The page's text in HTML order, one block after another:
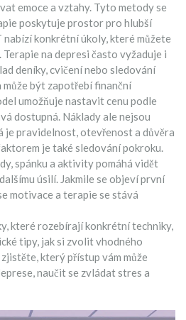
emoce a vztahy. Tyto metody se
poskytuje prostor pro hlubší
nabízí konkrétní úkoly, které můžete
na depresi často vyžaduje i
deníky, cvičení nebo sledování
může být zapotřebí finanční
umožňuje nastavit cenu podle
dostupná. Náklady ale nejsou
je pravidelnost, otevřenost a důvěra
je také sledování pokroku.
spánku a aktivity pomáhá vidět
úsilí. Jakmile se objeví první
motivace a terapie se stává
které rozebírají konkrétní techniky,
tipy, jak si zvolit vhodného
který přístup vám může
naučit se zvládat stres a